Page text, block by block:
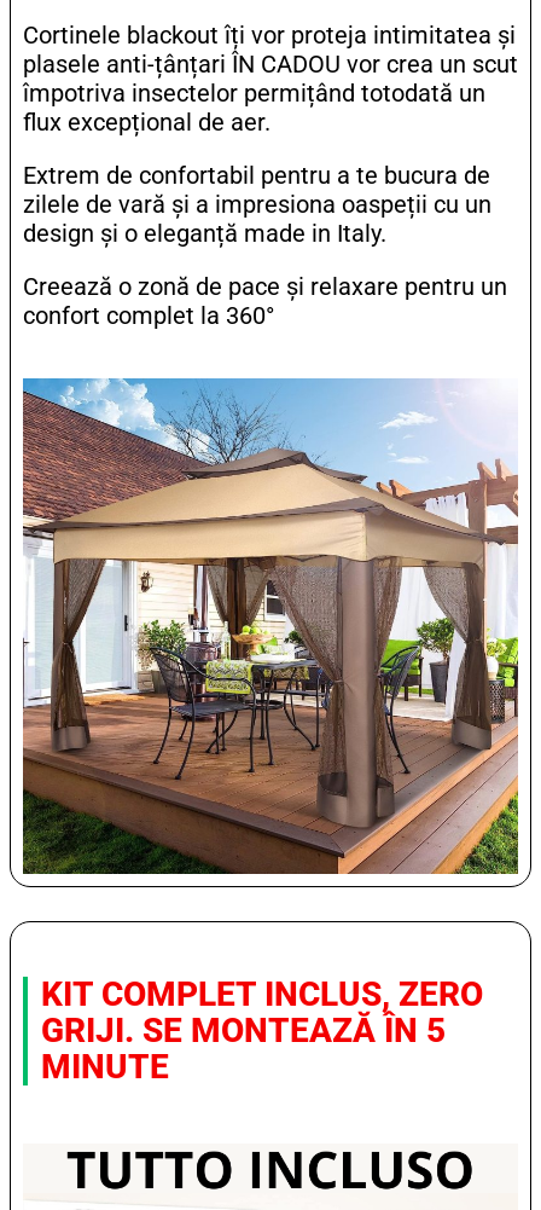
Cortinele blackout îți vor proteja intimitatea și
plasele anti-țânțari ÎN CADOU vor crea un scut
împotriva insectelor permițând totodată un
flux excepțional de aer.
Extrem de confortabil pentru a te bucura de
zilele de vară și a impresiona oaspeții cu un
design și o eleganță made in Italy.
Creează o zonă de pace și relaxare pentru un
confort complet la 360°
KIT COMPLET INCLUS, ZERO
GRIJI. SE MONTEAZĂ ÎN 5
MINUTE